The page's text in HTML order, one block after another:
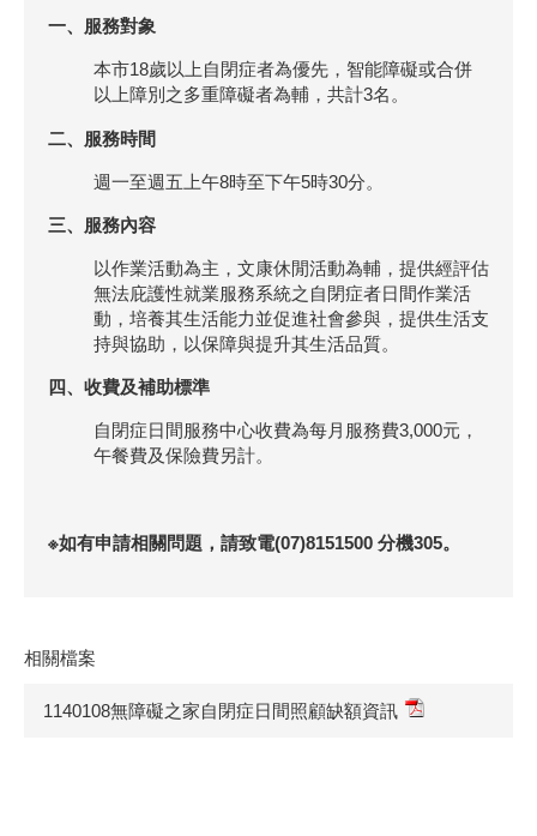
一、服務對象
本市18歲以上自閉症者為優先，智能障礙或合併
以上障別之多重障礙者為輔，共計3名。
二、服務時間
週一至週五上午8時至下午5時30分。
三、服務內容
以作業活動為主，文康休閒活動為輔，提供經評估
無法庇護性就業服務系統之自閉症者日間作業活
動，培養其生活能力並促進社會參與，提供生活支
持與協助，以保障與提升其生活品質。
四、收費及補助標準
自閉症日間服務中心收費為每月服務費3,000元，
午餐費及保險費另計。
※如有申請相關問題，請致電(07)8151500 分機305。
相關檔案
1140108無障礙之家自閉症日間照顧缺額資訊